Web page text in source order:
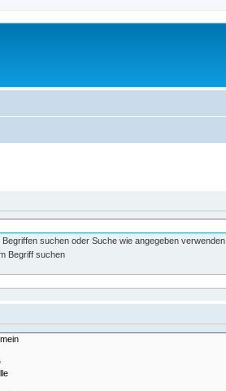
Begriffen suchen oder Suche wie angegeben verwenden
Begriff suchen